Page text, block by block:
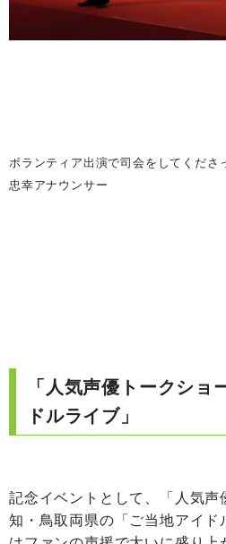
ボランティア出演で司会をしてくださ
忠幸アナウンサー
「人気声優トークショ
ドルライブ」
記念イベントとして、「人気声
知・鳥取両県の「ご当地アイド